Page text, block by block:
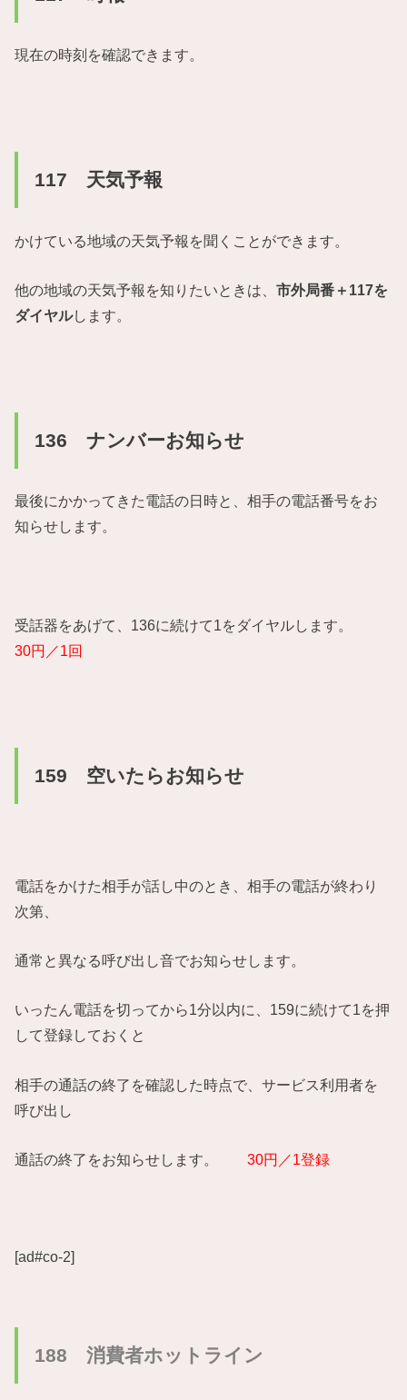
現在の時刻を確認できます。
117 天気予報
かけている地域の天気予報を聞くことができます。
他の地域の天気予報を知りたいときは、市外局番＋117を
ダイヤルします。
136 ナンバーお知らせ
最後にかかってきた電話の日時と、相手の電話番号をお
知らせします。
受話器をあげて、136に続けて1をダイヤルします。
30円／1回
159 空いたらお知らせ
電話をかけた相手が話し中のとき、相手の電話が終わり
次第、
通常と異なる呼び出し音でお知らせします。
いったん電話を切ってから1分以内に、159に続けて1を押
して登録しておくと
相手の通話の終了を確認した時点で、サービス利用者を
呼び出し
通話の終了をお知らせします。 30円／1登録
[ad#co-2]
188 消費者ホットライン